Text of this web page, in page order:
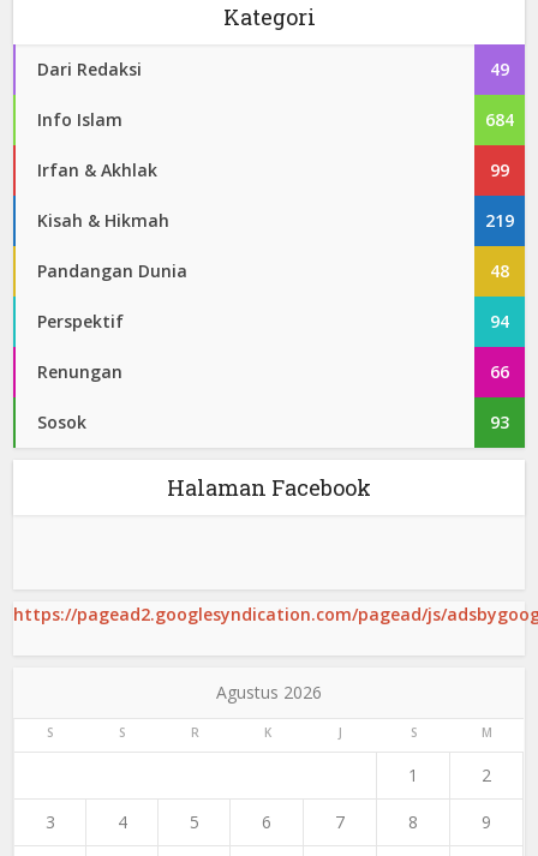
Kategori
Dari Redaksi 49
Info Islam 684
Irfan & Akhlak 99
Kisah & Hikmah 219
Pandangan Dunia 48
Perspektif 94
Renungan 66
Sosok 93
Halaman Facebook
https://pagead2.googlesyndication.com/pagead/js/
Agustus 2026
S S R K J S M
1 2
3 4 5 6 7 8 9